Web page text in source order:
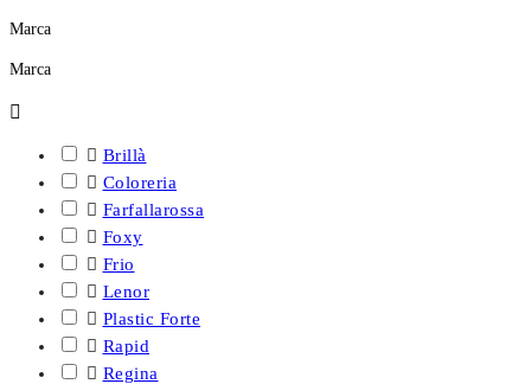
Marca
Marca

 Brillà
 Coloreria
 Farfallarossa
 Foxy
 Frio
 Lenor
 Plastic Forte
 Rapid
 Regina